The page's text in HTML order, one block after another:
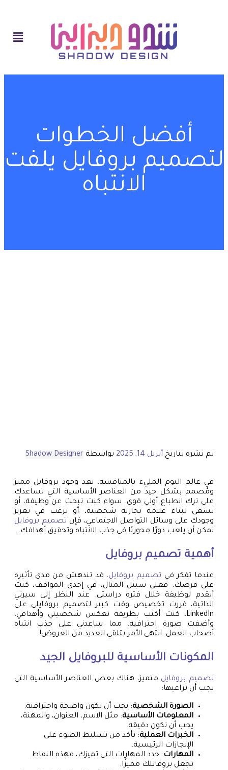
أفضل الخطوات
لتصميم بروفايل يلفت
الانتباه
تم نشره بتاريخ أبريل 14, 2025 بواسطة Shadow Designer
في عالم اليوم المليء بالمنافسة، يعد وجود بروفايل مميز
ومُصمم بشكل جيد من العناصر الأساسية التي تساعدك
على ترك انطباع أولي قوي. سواء كنت تبحث عن وظيفة، أو
تسعى لبناء علامة تجارية شخصية، أو ترغب في تعزيز
وجودك على وسائل التواصل الاجتماعي، فإن تصميم بروفايل
يمكن أن يلعب دورًا محوريًا في جذب الانتباه وتحقيق أهدافك.
أهمية تصميم بروفايل
عندما تفكر في تصميم بروفايل، قد تندهش من مدى تأثيره
على فرصك. فعلى سبيل المثال، في إحدى المواقف، كنت
أتقدم لوظيفة خلال فترة دراستي. عند النظر إلى سيرتي
الذاتية، قررت تخصيص وقت كبير لتصميم بروفايلي على
LinkedIn. كنت أكتب بطريقة تعكس شخصيتي وأهدافي،
وأضفت صورة احترافية، مما ساعدني على جذب انتباه
أصحاب العمل. انتهى الأمر بتلقي العديد من العروض!
المكونات الأساسية للبروفايل الجيد
تصميم بروفايل متميز، هناك بعض العناصر الأساسية التي
يجب أن تراعيها:
الصورة الشخصية: يجب أن تكون واضحة واحترافية.
المعلومات الأساسية: مثل الاسم، العنوان، والمهنة،
يجب أن تكون دقيقة.
الخبرات العملية: تأكد من تسليط الضوء على
الإنجازات الرئيسية.
المهارات: حدد المهارات التي تميزك، فهذه النقاط
تجعل بروفايلك مميزًا.